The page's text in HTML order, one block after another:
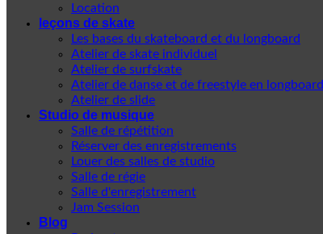
Location
leçons de skate
Les bases du skateboard et du longboard
Atelier de skate individuel
Atelier de surfskate
Atelier de danse et de freestyle en longboard
Atelier de slide
Studio de musique
Salle de répétition
Réserver des enregistrements
Louer des salles de studio
Salle de régie
Salle d'enregistrement
Jam Session
Blog